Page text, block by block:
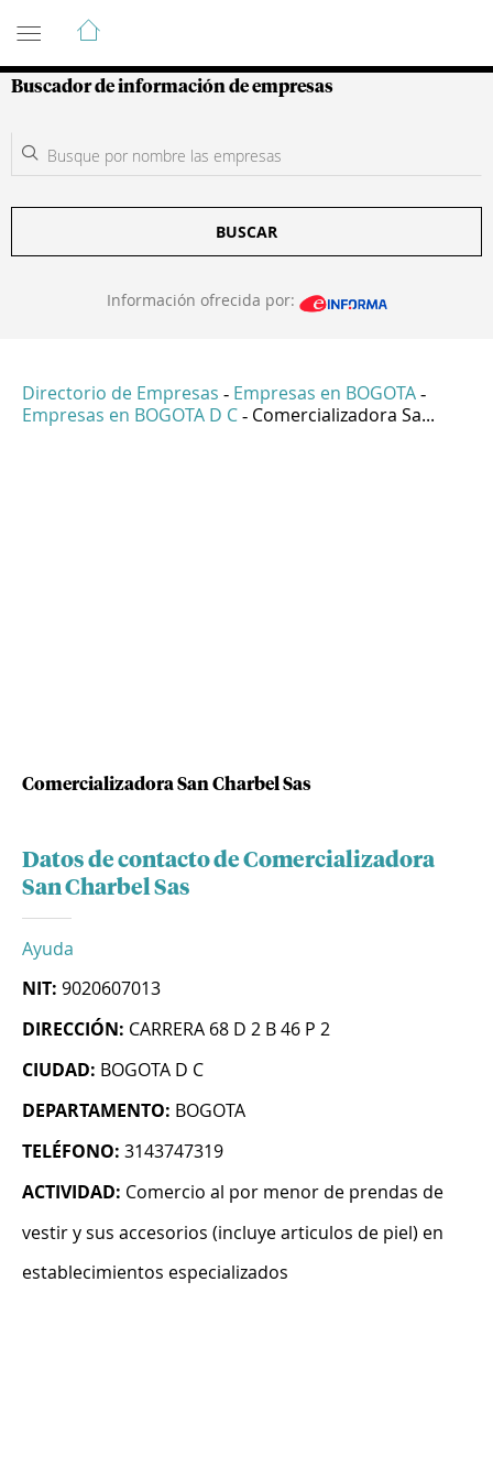
Guía de Empresas Colombianas
Buscador de información de empresas
BUSCAR
Información ofrecida por:
Directorio de Empresas - Empresas en BOGOTA -
Empresas en BOGOTA D C - Comercializadora Sa...
Comercializadora San Charbel Sas
Datos de contacto de Comercializadora
San Charbel Sas
Ayuda
NIT: 9020607013
DIRECCIÓN: CARRERA 68 D 2 B 46 P 2
CIUDAD: BOGOTA D C
DEPARTAMENTO: BOGOTA
TELÉFONO: 3143747319
ACTIVIDAD: Comercio al por menor de prendas de
vestir y sus accesorios (incluye articulos de piel) en
establecimientos especializados